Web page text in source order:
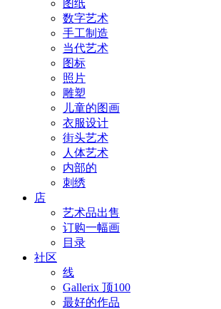
图纸
数字艺术
手工制造
当代艺术
图标
照片
雕塑
儿童的图画
衣服设计
街头艺术
人体艺术
内部的
刺绣
店
艺术品出售
订购一幅画
目录
社区
线
Gallerix 顶100
最好的作品